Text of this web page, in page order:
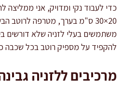
כדי לעבוד נקי ומדויק, אני ממליצה
20×30 ס"מ בערך, מטרפה
משתמשים בעלי לזניה שלא דורשים
להקפיד על מספיק רוטב בכל שכבה
מרכיבים ללזניה